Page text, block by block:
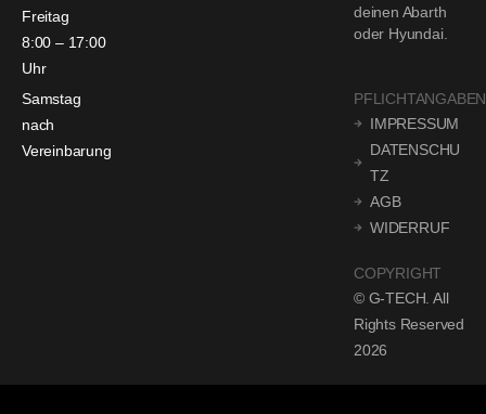
deinen Abarth
oder Hyundai.
PFLICHTANGABEN
IMPRESSUM
DATENSCHU
TZ
AGB
WIDERRUF
COPYRIGHT
© G-TECH. All
Rights Reserved
2026
Freitag
8:00 – 17:00
Uhr
Samstag
nach
Vereinbarung